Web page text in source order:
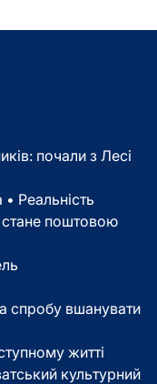
почали з Лесі
Реальність
поштовою
спробу вшанувати
житті
культурний